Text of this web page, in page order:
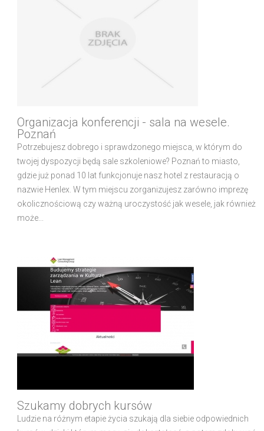
Organizacja konferencji - sala na wesele.
Poznań
Potrzebujesz dobrego i sprawdzonego miejsca, w którym do
twojej dyspozycji będą sale szkoleniowe? Poznań to miasto,
gdzie już ponad 10 lat funkcjonuje nasz hotel z restauracją o
nazwie Henlex. W tym miejscu zorganizujesz zarówno imprezę
okolicznościową czy ważną uroczystość jak wesele, jak również
może...
Szukamy dobrych kursów
Ludzie na różnym etapie życia szukają dla siebie odpowiednich